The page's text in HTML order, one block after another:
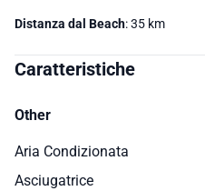
Distanza dal Beach: 35 km
Caratteristiche
Other
Aria Condizionata
Asciugatrice